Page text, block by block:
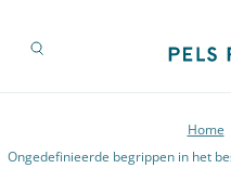
Home
Ongedefinieerde begrippen in het